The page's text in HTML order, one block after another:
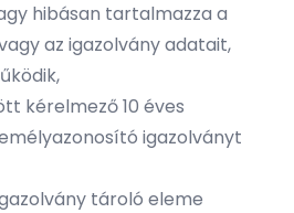
hibásan tartalmazza a
az igazolvány adatait,
kérelmező 10 éves
igazolványt
tároló eleme